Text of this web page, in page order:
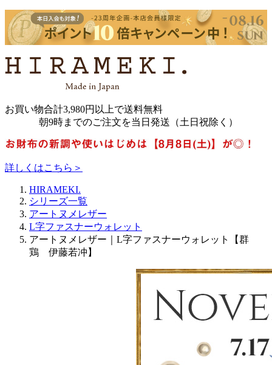
お買い物合計3,980円以上で送料無料
朝9時までのご注文を当日発送（土日祝除く）
詳しくはこちら＞
HIRAMEKI.
シリーズ一覧
アートヌメレザー
L字ファスナーウォレット
アートヌメレザー｜L字ファスナーウォレット【群
鶏 伊藤若冲】